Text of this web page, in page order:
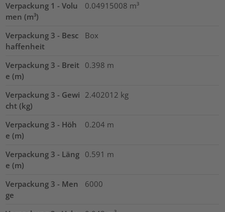
Verpackung 1 - Volu
men (m³)
0.04915008 m³
Verpackung 3 - Besc
haffenheit
Box
Verpackung 3 - Breit
e (m)
0.398 m
Verpackung 3 - Gewi
cht (kg)
2.402012 kg
Verpackung 3 - Höh
e (m)
0.204 m
Verpackung 3 - Läng
e (m)
0.591 m
Verpackung 3 - Men
ge
6000